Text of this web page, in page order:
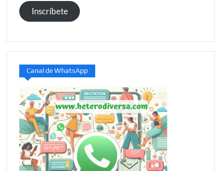
correo
electrónico
Inscríbete
Canal de WhatsApp